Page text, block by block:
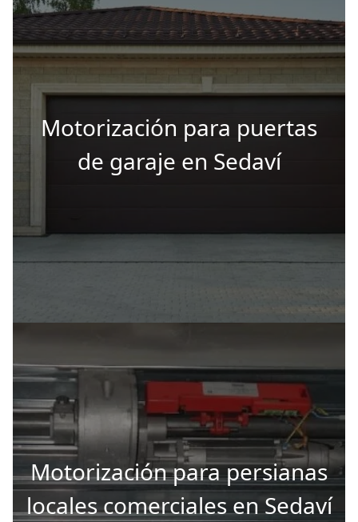
Motorización para puertas
de garaje en Sedaví
Motorización para persianas
locales comerciales en Sedaví